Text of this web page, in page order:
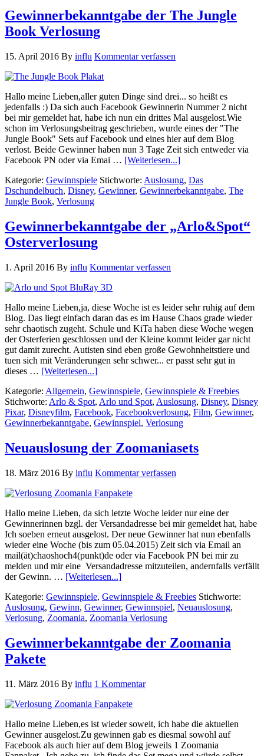
Gewinnerbekanntgabe der The Jungle
Book Verlosung
15. April 2016 By influ Kommentar verfassen
Hallo meine Lieben,aller guten Dinge sind drei... so heißt es
jedenfalls :) Da sich auch Facebook Gewinnerin Nummer 2 nicht
bei mir gemeldet hat, habe ich nun ein drittes Mal ausgelost.Wie
schon im Verlosungsbeitrag geschrieben, wurde eines der "The
Jungle Book" Sets auf Facebook und eines hier auf dem Blog
verlost. Beide Gewinner haben nun 3 Tage Zeit sich entweder via
Facebook PN oder via Emai … [Weiterlesen...]
Kategorie: Gewinnspiele Stichworte: Auslosung, Das
Dschundelbuch, Disney, Gewinner, Gewinnerbekanntgabe, The
Jungle Book, Verlosung
Gewinnerbekanntgabe der „Arlo&Spot“
Osterverlosung
1. April 2016 By influ Kommentar verfassen
Hallo meine Lieben,ja, diese Woche ist es leider sehr ruhig auf dem
Blog. Das liegt einfach daran das es im Hause Chaos grade wieder
sehr chaotisch zugeht. Schule und KiTa haben diese Woche wegen
der Osterferien geschlossen und der Kleine kommt leider gar nicht
gut damit zurecht. Autisten sind eben große Gewohnheitstiere und
tuen sich mit Veränderungen sehr schwer... er passt sehr gut in
dieses … [Weiterlesen...]
Kategorie: Allgemein, Gewinnspiele, Gewinnspiele & Freebies
Stichworte: Arlo & Spot, Arlo und Spot, Auslosung, Disney, Disney
Pixar, Disneyfilm, Facebook, Facebookverlosung, Film, Gewinner,
Gewinnerbekanntgabe, Gewinnspiel, Verlosung
Neuauslosung der Zoomaniasets
18. März 2016 By influ Kommentar verfassen
Hallo meine Lieben, da sich letzte Woche leider nur eine der
Gewinnerinnen bzgl. der Versandadresse bei mir gemeldet hat, habe
Ich soeben erneut ausgelost. Der neue Gewinner hat nun ebenfalls
wieder eine Woche (bis zum 05.04.2015) Zeit sich via Email an
mail(ät)chaoshoch4(punkt)de oder via Facebook PN bei mir zu
melden und mir eine Versandadresse mitzuteilen, andernfalls verfällt
der Gewinn. … [Weiterlesen...]
Kategorie: Gewinnspiele, Gewinnspiele & Freebies Stichworte:
Auslosung, Gewinn, Gewinner, Gewinnspiel, Neuauslosung,
Verlosung, Zoomania, Zoomania Verlosung
Gewinnerbekanntgabe der Zoomania
Pakete
11. März 2016 By influ 1 Kommentar
Hallo meine Lieben,es ist wieder soweit, ich habe die aktuellen
Gewinner ausgelost.Zu gewinnen gab es diesmal sowohl auf
Facebook als auch hier auf dem Blog jeweils 1 Zoomania